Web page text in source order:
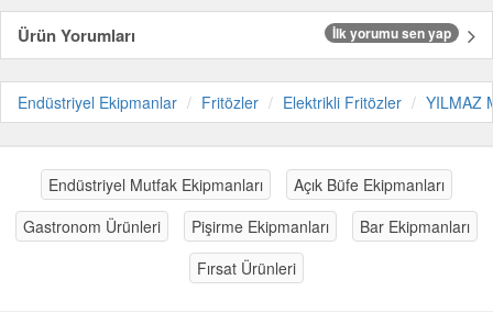
Ürün Yorumları İlk yorumu sen yap
Endüstriyel Ekipmanlar Fritözler Elektrikli Fritözler YILMAZ
Endüstriyel Mutfak Ekipmanları
Açık Büfe Ekipmanları
Gastronom Ürünleri
Pişirme Ekipmanları
Bar Ekipmanları
Fırsat Ürünleri